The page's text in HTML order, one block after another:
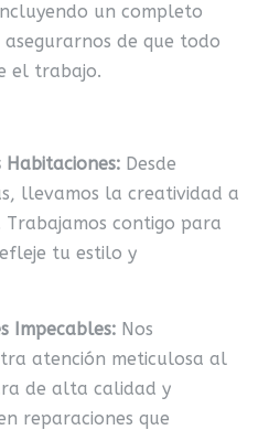
un completo
de que todo
el trabajo.
Desde
llevamos la creatividad a
contigo para
tu estilo y
Impecables: Nos
atención meticulosa al
de alta calidad y
reparaciones que